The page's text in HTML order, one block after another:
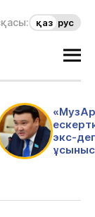
қаз рус
экс-